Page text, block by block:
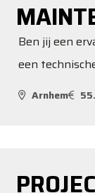
Ben jij een
een
Arnhem